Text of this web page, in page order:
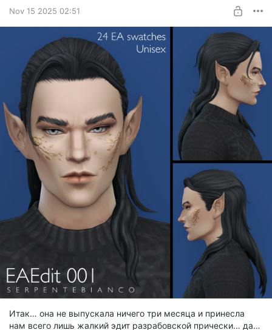
Ser_bia_EAEdit002_M.package
package
Ser_bia_EAEdit003_F.package
7.40 Mb
package
Ser_bia_EAEdit003_M.package
Nov 15 2025 02:51
Итак… она не выпускала ничего три месяца и принесла
нам всего лишь жалкий эдит разрабовской прически… да…